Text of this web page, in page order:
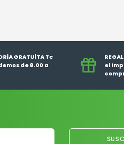
GRATUÍTA Te
de 8.00 a
el